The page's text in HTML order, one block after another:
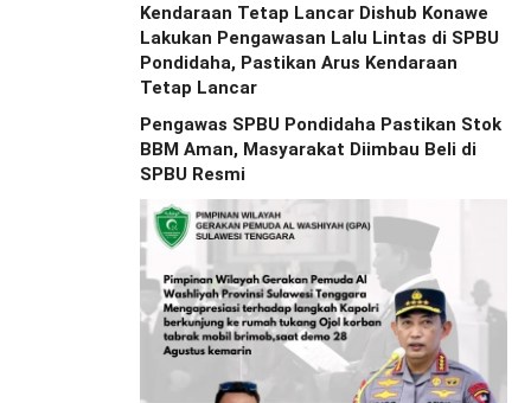
Kendaraan Tetap Lancar Dishub Konawe
Lakukan Pengawasan Lalu Lintas di SPBU
Pondidaha, Pastikan Arus Kendaraan
Tetap Lancar
Pengawas SPBU Pondidaha Pastikan Stok
BBM Aman, Masyarakat Diimbau Beli di
SPBU Resmi